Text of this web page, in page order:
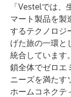
「Vestelでは
マート製品を製
するテクノロジ
げた旅の一環と
統合しています
鎖全体でゼロエ
ニーズを満たす
ホームコネクテ